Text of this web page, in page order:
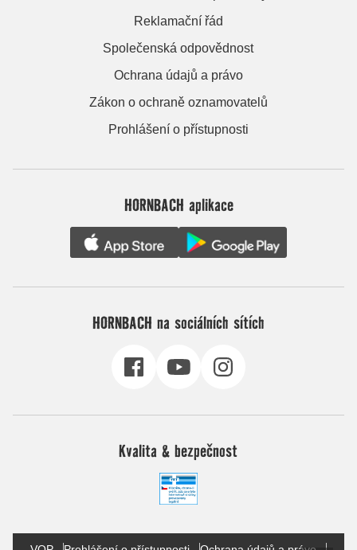
Reklamační řád
Společenská odpovědnost
Ochrana údajů a právo
Zákon o ochraně oznamovatelů
Prohlášení o přístupnosti
HORNBACH aplikace
HORNBACH na sociálních sítích
Kvalita & bezpečnost